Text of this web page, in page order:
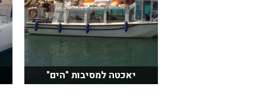
יאכטה למסיבות "הים"